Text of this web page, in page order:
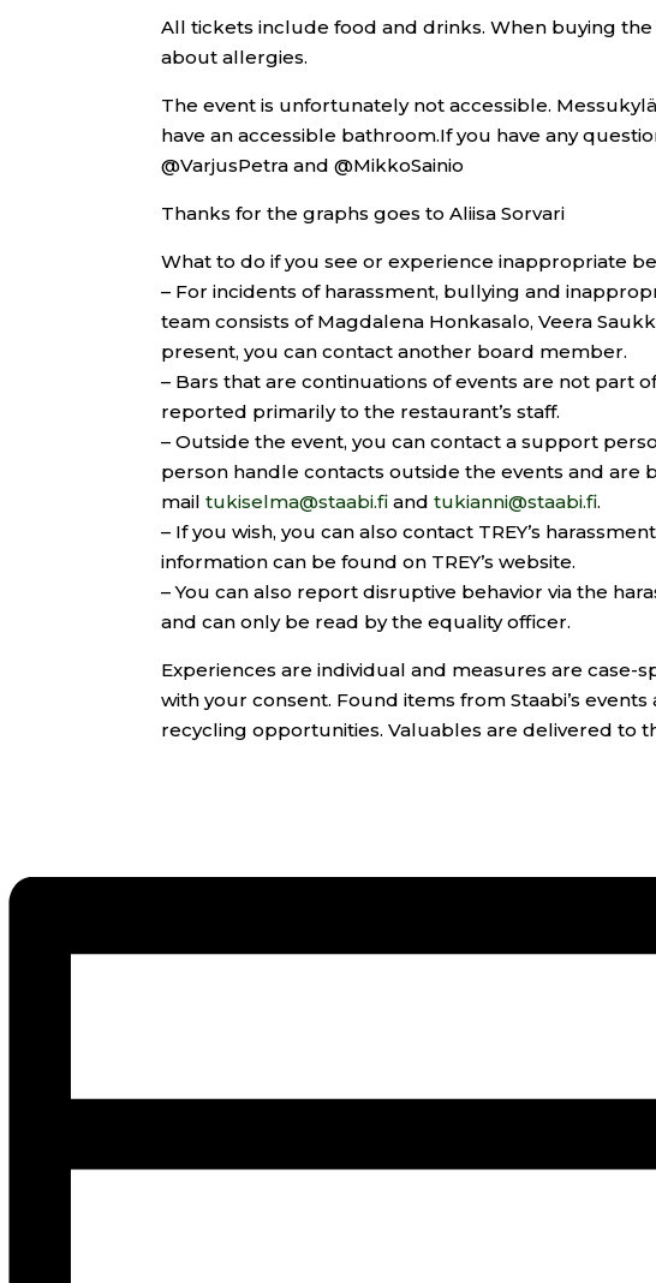
All tickets include food and drinks. When buying
about allergies.
The event is unfortunately not accessible.
have an accessible bathroom.If you have any
@VarjusPetra and @MikkoSainio
Thanks for the graphs goes to Aliisa Sorvari
What to do if you see or experience inappropriate
– For incidents of harassment, bullying and
team consists of Magdalena Honkasalo, Veera
present, you can contact another board member.
– Bars that are continuations of events are not part
reported primarily to the restaurant’s staff.
– Outside the event, you can contact a support
person handle contacts outside the events and are
mailtukiselma@staabi.fi andtukianni@staabi.fi.
– If you wish, you can also contact TREY’s
information can be found on TREY’s website.
– You can also report disruptive behavior via the
and can only be read by the equality officer.
Experiences are individual and measures are
with your consent. Found items from Staabi’s
recycling opportunities. Valuables are delivered to